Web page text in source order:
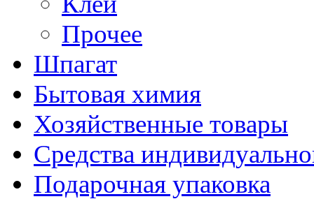
Прочее
Шпагат
Бытовая химия
Хозяйственные товары
Средства
Подарочная упаковка